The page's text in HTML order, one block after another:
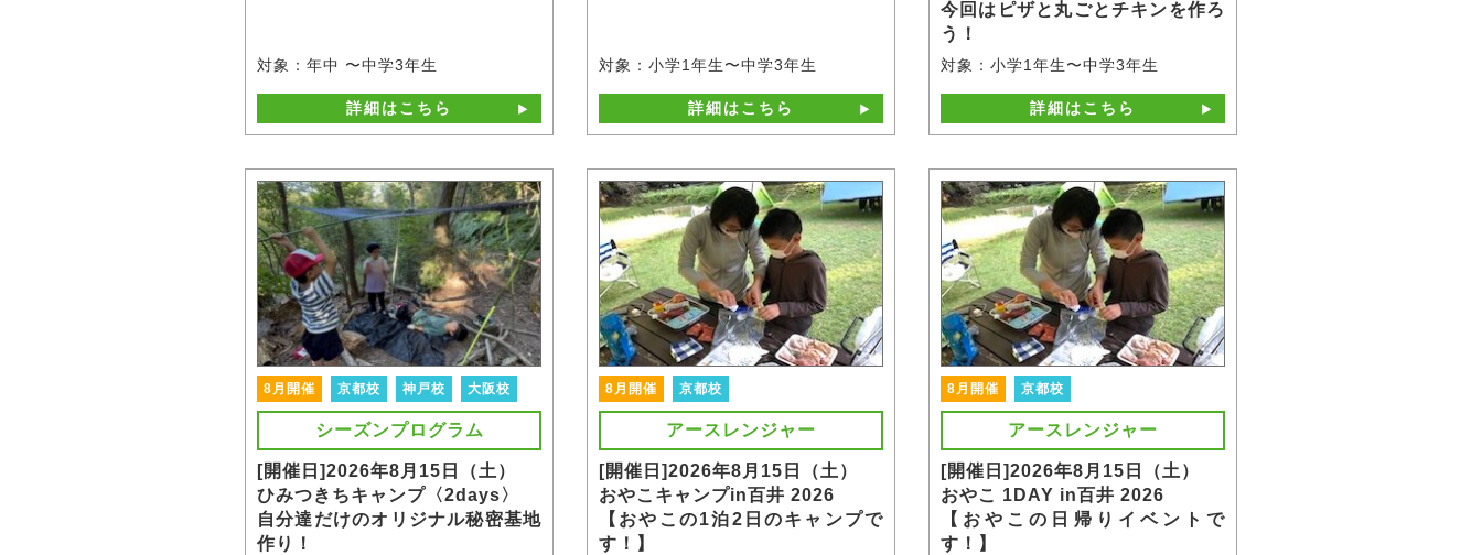
対象：年中 〜中学3年生
詳細はこちら
対象：小学1年生〜中学3年生
詳細はこちら
今回はピザと丸ごとチキンを作ろ
う！
対象：小学1年生〜中学3年生
詳細はこちら
8月開催 京都校 神戸校 大阪校
シーズンプログラム
[開催日]2026年8月15日（土）
ひみつきちキャンプ〈2days〉
自分達だけのオリジナル秘密基地
作り！
8月開催 京都校
アースレンジャー
[開催日]2026年8月15日（土）
おやこキャンプin百井 2026
【おやこの1泊2日のキャンプで
す！】
8月開催 京都校
アースレンジャー
[開催日]2026年8月15日（土）
おやこ 1DAY in百井 2026
【おやこの日帰りイベントで
す！】